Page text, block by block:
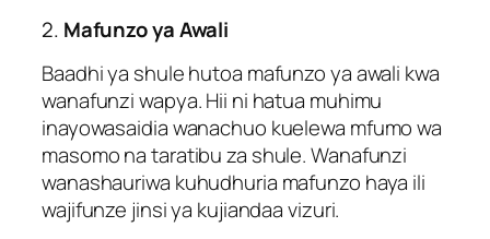
2. Mafunzo ya Awali
Baadhi ya shule hutoa mafunzo ya awali kwa
wanafunzi wapya. Hii ni hatua muhimu
inayowasaidia wanachuo kuelewa mfumo wa
masomo na taratibu za shule. Wanafunzi
wanashauriwa kuhudhuria mafunzo haya ili
wajifunze jinsi ya kujiandaa vizuri.